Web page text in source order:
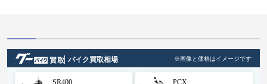
バイク買取相場 ※画像と価格はイメージです
SR400 PCX